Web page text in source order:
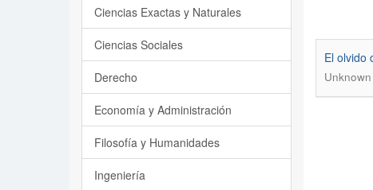
El olvido
Ciencias Exactas y Naturales
Ciencias Sociales
Derecho
Economía y Administración
Filosofía y Humanidades
Ingeniería